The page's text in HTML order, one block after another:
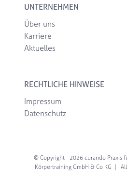
UNTERNEHMEN
Über uns
Karriere
Aktuelles
RECHTLICHE HINWEISE
Impressum
Datenschutz
© Copyright - 2026 curando Praxis
Körpertraining GmbH & Co KG |